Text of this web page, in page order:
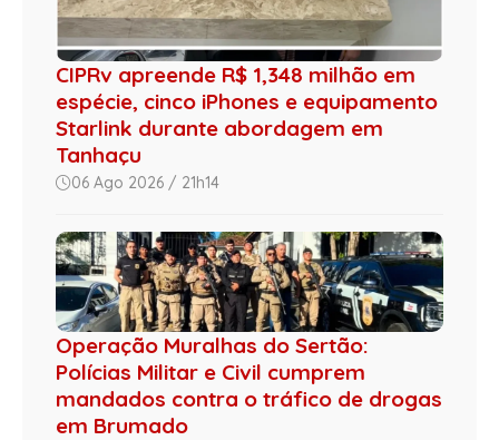
CIPRv apreende R$ 1,348 milhão em
espécie, cinco iPhones e equipamento
Starlink durante abordagem em
Tanhaçu
06 Ago 2026 / 21h14
Operação Muralhas do Sertão:
Polícias Militar e Civil cumprem
mandados contra o tráfico de drogas
em Brumado